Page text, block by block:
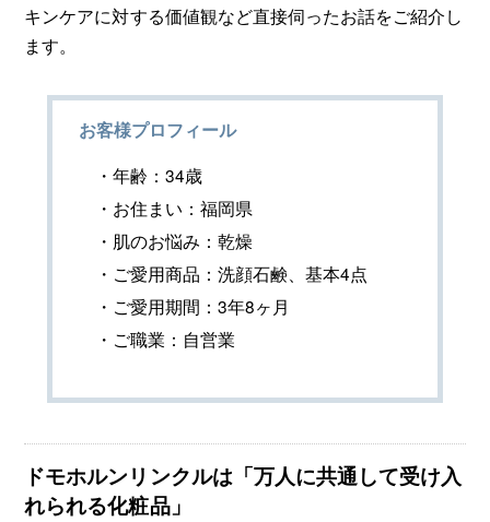
キンケアに対する価値観など直接伺ったお話をご紹介し
ます。
お客様プロフィール
・年齢：34歳
・お住まい：福岡県
・肌のお悩み：乾燥
・ご愛用商品：洗顔石鹸、基本4点
・ご愛用期間：3年8ヶ月
・ご職業：自営業
ドモホルンリンクルは「万人に共通して受け入
れられる化粧品」